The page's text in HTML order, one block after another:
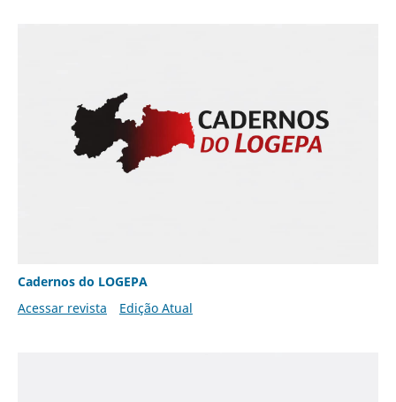
Cadernos do LOGEPA
Acessar revista
Edição Atual